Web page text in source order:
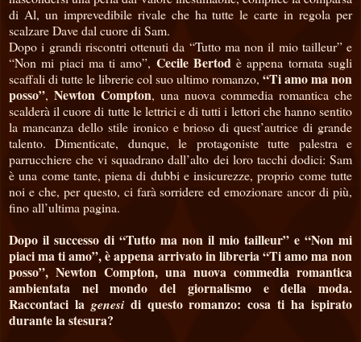
di Al, un imprevedibile rivale che ha tutte le carte in regola per
scalzare Dave dal cuore di Sam.
Dopo i grandi riscontri ottenuti da “Tutto ma non il mio tailleur” e
“Non mi piaci ma ti amo”, Cecile Bertod è appena tornata sugli
scaffali di tutte le librerie col suo ultimo romanzo, “Ti amo ma non
posso”, Newton Compton, una nuova commedia romantica che
scalderà il cuore di tutte le lettrici e di tutti i lettori che hanno sentito
la mancanza dello stile ironico e brioso di quest’autrice di grande
talento. Dimenticate, dunque, le protagoniste tutte palestra e
parrucchiere che vi squadrano dall’alto dei loro tacchi dodici: Sam
è una come tante, piena di dubbi e insicurezze, proprio come tutte
noi e che, per questo, ci farà sorridere ed emozionare ancor di più,
fino all’ultima pagina.
Dopo il successo di “Tutto ma non il mio tailleur” e “Non mi
piaci ma ti amo”, è appena arrivato in libreria “Ti amo ma non
posso”, Newton Compton, una nuova commedia romantica
ambientata nel mondo del giornalismo e della moda.
Raccontaci la genesi di questo romanzo: cosa ti ha ispirato
durante la stesura?